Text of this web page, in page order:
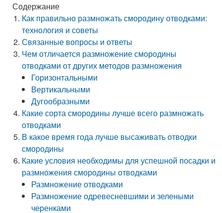
Содержание
Как правильно размножать смородину отводками:
технология и советы
Связанные вопросы и ответы
Чем отличается размножение смородины
отводками от других методов размножения
Горизонтальными
Вертикальными
Дугообразными
Какие сорта смородины лучше всего размножать
отводками
В какое время года лучше высаживать отводки
смородины
Какие условия необходимы для успешной посадки и
размножения смородины отводками
Размножение отводками
Размножение одревесневшими и зелеными
черенками